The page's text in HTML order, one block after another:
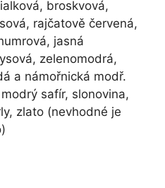
broskvová,
rajčatově červená,
jasná
zelenomodrá,
a námořnická modř.
safír, slonovina,
zlato (nevhodné je